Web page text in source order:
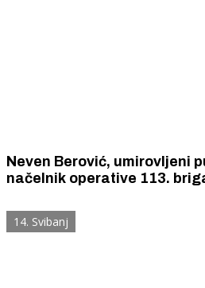
Neven Berović, umirovljeni
načelnik operative 113.
Nikole Vukošića i neistine o
1991.
14. Svibanj